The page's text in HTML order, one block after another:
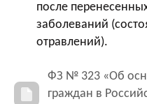
после
заболеваний
отравлений).
ФЗ № 323 «Об
граждан в